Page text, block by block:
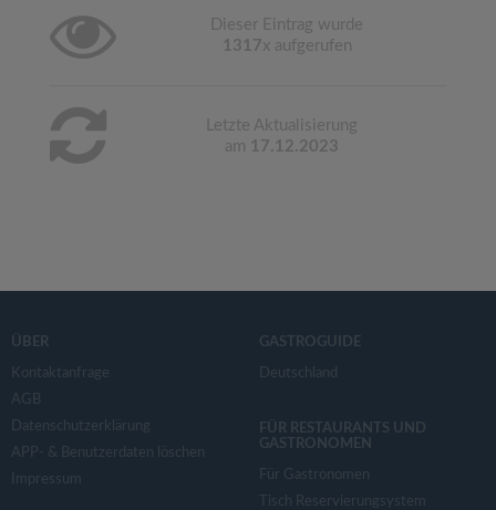
Dieser Eintrag wurde
1317x aufgerufen
Letzte Aktualisierung
am 17.12.2023
ÜBER
Kontaktanfrage
AGB
Datenschutzerklärung
APP- & Benutzerdaten löschen
Impressum
GASTROGUIDE
Deutschland
FÜR RESTAURANTS UND
GASTRONOMEN
Für Gastronomen
Tisch Reservierungsystem